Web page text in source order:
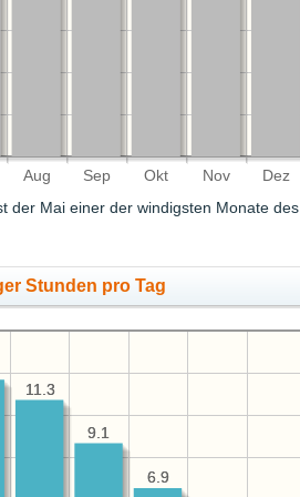
Aug Sep Okt Nov Dez
der Mai einer der windigsten Monate des
Stunden pro Tag
6.9
9.1
11.3
6.9
9.1
11.3